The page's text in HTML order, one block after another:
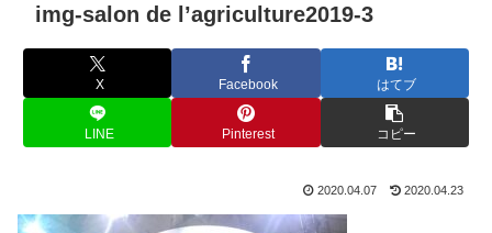
img-salon de l’agriculture2019-3
X Facebook はてブ
LINE Pinterest コピー
2020.04.07 2020.04.23